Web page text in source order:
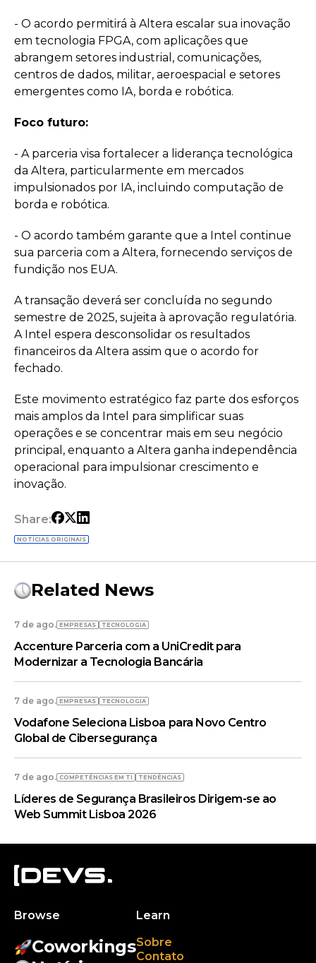
- O acordo permitirá à Altera escalar sua inovação
em tecnologia FPGA, com aplicações que
abrangem setores industrial, comunicações,
centros de dados, militar, aeroespacial e setores
emergentes como IA, borda e robótica.
Foco futuro:
- A parceria visa fortalecer a liderança tecnológica
da Altera, particularmente em mercados
impulsionados por IA, incluindo computação de
borda e robótica.
- O acordo também garante que a Intel continue
sua parceria com a Altera, fornecendo serviços de
fundição nos EUA.
A transação deverá ser concluída no segundo
semestre de 2025, sujeita à aprovação regulatória.
A Intel espera desconsolidar os resultados
financeiros da Altera assim que o acordo for
fechado.
Este movimento estratégico faz parte dos esforços
mais amplos da Intel para simplificar suas
operações e se concentrar mais em seu negócio
principal, enquanto a Altera ganha independência
operacional para impulsionar crescimento e
inovação.
Share:
NOTÍCIAS ORIGINAIS
Related News
7 de ago. EMPRESAS TECNOLOGIA
Accenture Parceria com a UniCredit para
Modernizar a Tecnologia Bancária
7 de ago. EMPRESAS TECNOLOGIA
Vodafone Seleciona Lisboa para Novo Centro
Global de Cibersegurança
7 de ago. COMPETÊNCIAS EM TI TENDÊNCIAS
Líderes de Segurança Brasileiros Dirigem-se ao
Web Summit Lisboa 2026
Browse
Coworkings
Learn
Sobre
Contato